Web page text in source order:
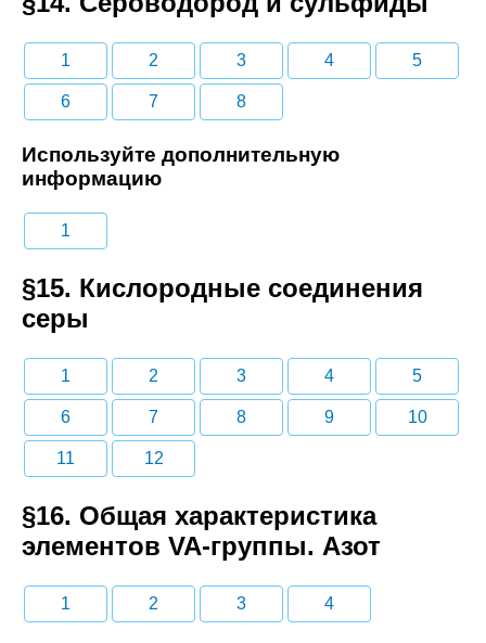
1 2 3 4 5
6 7 8
Используйте дополнительную
информацию
1
§15. Кислородные соединения
серы
1 2 3 4 5
6 7 8 9 10
11 12
§16. Общая характеристика
элементов VA-группы. Азот
1 2 3 4